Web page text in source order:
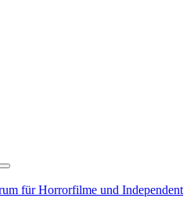
für Horrorfilme und Independent